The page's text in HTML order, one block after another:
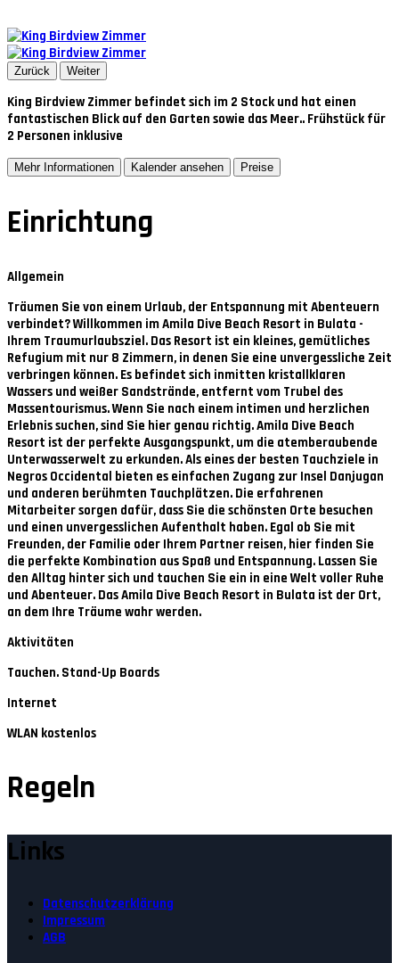
Zurück Weiter
King Birdview Zimmer befindet sich im 2 Stock und hat einen
fantastischen Blick auf den Garten sowie das Meer.. Frühstück für
2 Personen inklusive
Mehr Informationen Kalender ansehen Preise
Einrichtung
Allgemein
Träumen Sie von einem Urlaub, der Entspannung mit Abenteuern
verbindet? Willkommen im Amila Dive Beach Resort in Bulata -
Ihrem Traumurlaubsziel. Das Resort ist ein kleines, gemütliches
Refugium mit nur 8 Zimmern, in denen Sie eine unvergessliche Zeit
verbringen können. Es befindet sich inmitten kristallklaren
Wassers und weißer Sandstrände, entfernt vom Trubel des
Massentourismus. Wenn Sie nach einem intimen und herzlichen
Erlebnis suchen, sind Sie hier genau richtig. Amila Dive Beach
Resort ist der perfekte Ausgangspunkt, um die atemberaubende
Unterwasserwelt zu erkunden. Als eines der besten Tauchziele in
Negros Occidental bieten es einfachen Zugang zur Insel Danjugan
und anderen berühmten Tauchplätzen. Die erfahrenen
Mitarbeiter sorgen dafür, dass Sie die schönsten Orte besuchen
und einen unvergesslichen Aufenthalt haben. Egal ob Sie mit
Freunden, der Familie oder Ihrem Partner reisen, hier finden Sie
die perfekte Kombination aus Spaß und Entspannung. Lassen Sie
den Alltag hinter sich und tauchen Sie ein in eine Welt voller Ruhe
und Abenteuer. Das Amila Dive Beach Resort in Bulata ist der Ort,
an dem Ihre Träume wahr werden.
Aktivitäten
Tauchen. Stand-Up Boards
Internet
WLAN kostenlos
Regeln
Links
Datenschutzerklärung
Impressum
AGB